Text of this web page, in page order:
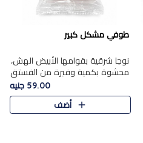
طوفي مشكل كبير
نوجا شرقية بقوامها الأبيض الهش،
محشوة بكمية وفيرة من الفستق
الفاخر لتمنحك نكهة غنية وقرمشة
مميزة في كل قطعة، لتجربة تجمع
بين الفخامة والمذاق..
59.00 جنيه
أضف